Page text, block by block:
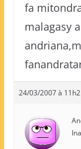
fa
malagasy
24/03/2007 à